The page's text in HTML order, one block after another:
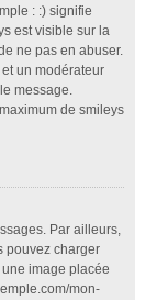
: :) signifie
est visible sur la
ne pas en abuser.
un modérateur
message.
de smileys
Par ailleurs,
pouvez charger
image placée
mon-